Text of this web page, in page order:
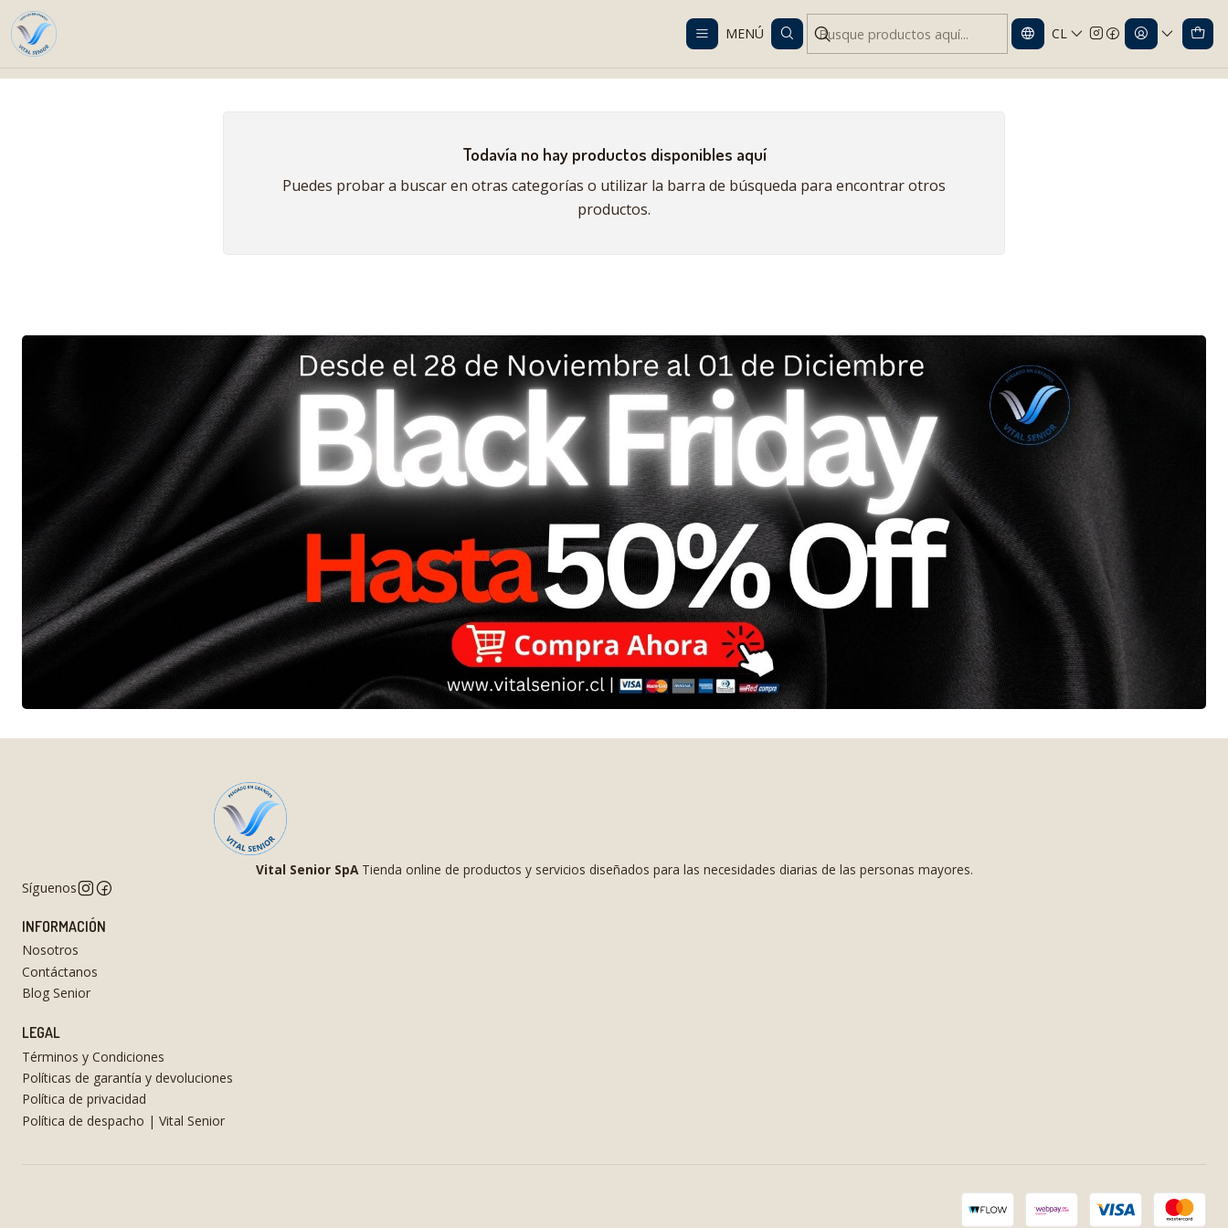
MENÚ CL
Despacho gratis en RM desde $100.000. Revisa las condiciones.
Todavía no hay productos disponibles aquí
Puedes probar a buscar en otras categorías o utilizar la barra de búsqueda para encontrar otros
productos.
Vital Senior SpATienda online de productos y servicios diseñados para las necesidades diarias de las personas mayores.
Síguenos
INFORMACIÓN
Nosotros
Contáctanos
Blog Senior
LEGAL
Términos y Condiciones
Políticas de garantía y devoluciones
Política de privacidad
Política de despacho | Vital Senior